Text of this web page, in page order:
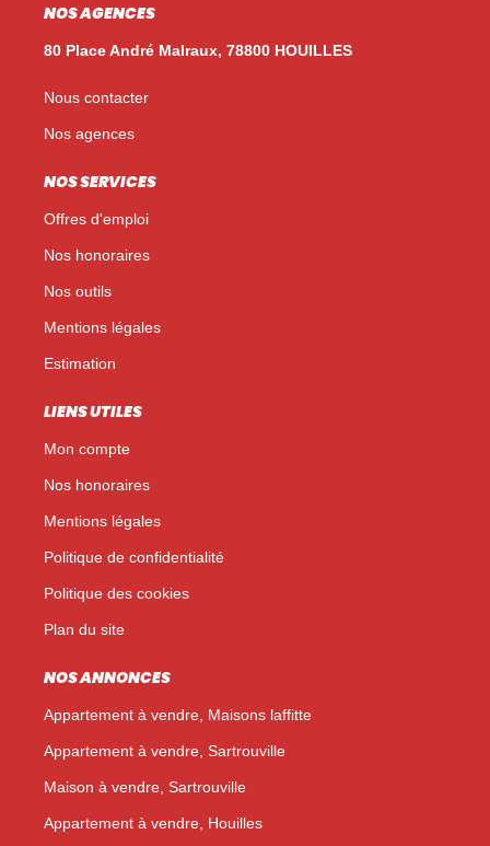
NOS AGENCES
80 Place André Malraux, 78800 HOUILLES
Nous contacter
Nos agences
NOS SERVICES
Offres d'emploi
Nos honoraires
Nos outils
Mentions légales
Estimation
LIENS UTILES
Mon compte
Nos honoraires
Mentions légales
Politique de confidentialité
Politique des cookies
Plan du site
NOS ANNONCES
Appartement à vendre, Maisons laffitte
Appartement à vendre, Sartrouville
Maison à vendre, Sartrouville
Appartement à vendre, Houilles